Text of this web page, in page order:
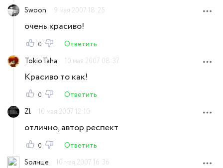
Swoon
9 мая 2007 18:25
очень красиво!
0
Ответить
TokioTaha
10 мая 2007 08:37
Красиво то как!
0
Ответить
Zl
10 мая 2007 12:10
отлично, автор респект
0
Ответить
Sолнце
10 мая 2007 16:36